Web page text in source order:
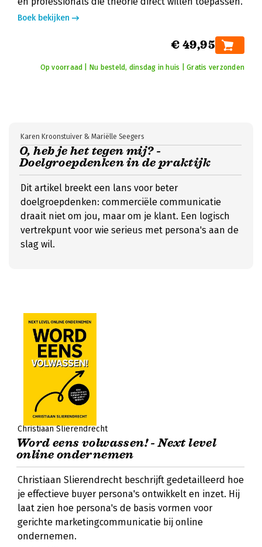
Boek bekijken
€ 49,95
Op voorraad | Nu besteld, dinsdag in huis | Gratis verzonden
O, heb je het tegen mij? -
Doelgroepdenken in de praktijk
Karen Kroonstuiver & Mariëlle Seegers
Dit artikel breekt een lans voor beter
doelgroepdenken: commerciële communicatie
draait niet om jou, maar om je klant. Een logisch
vertrekpunt voor wie serieus met persona's aan de
slag wil.
Christiaan Slierendrecht
Word eens volwassen! - Next level
online ondernemen
Christiaan Slierendrecht beschrijft gedetailleerd hoe
je effectieve buyer persona's ontwikkelt en inzet. Hij
laat zien hoe persona's de basis vormen voor
gerichte marketingcommunicatie bij online
ondernemen.